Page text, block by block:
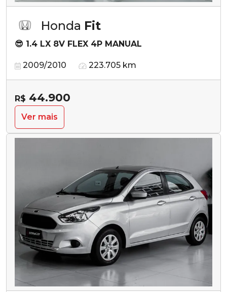
Honda Fit
😎 1.4 LX 8V FLEX 4P MANUAL
2009/2010 223.705 km
R$ 44.900
Ver mais